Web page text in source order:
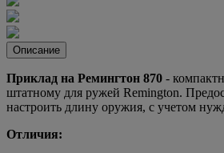
Описание
Приклад на Ремингтон 870 -
штатному для ружей Remington.
настроить длину оружия, с учетом
Отличия: